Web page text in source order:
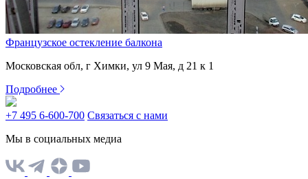
Французское остекление балкона
Московская обл, г Химки, ул 9 Мая, д 21 к 1
Подробнее
+7 495 6-600-700 Связаться с нами
Мы в социальных медиа